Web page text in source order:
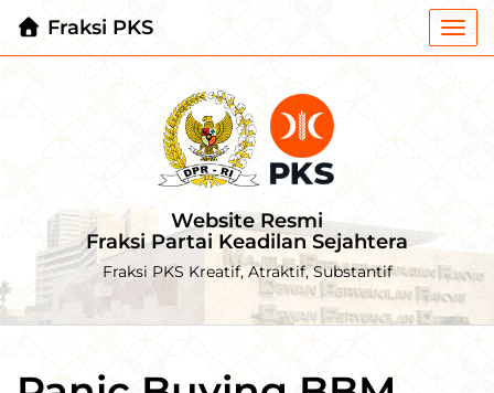
Fraksi PKS
Website Resmi
Fraksi Partai Keadilan Sejahtera
Fraksi PKS Kreatif, Atraktif, Substantif